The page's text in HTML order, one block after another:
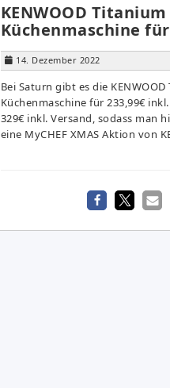
KENWOOD
Küchenmaschine für
14. Dezember 2022
Bei Saturn gibt es die
Küchenmaschine für 233,99€
329€ inkl. Versand, sodass man
eine MyCHEF XMAS Aktion von